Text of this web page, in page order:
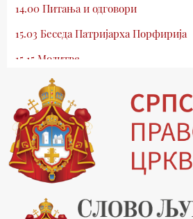
14.00 Питања и одговори
15.03 Беседа Патријарха Порфирија
15.15 Молитве
15.30 Млади у Цркви
16.03 Српски јерарси
16.30 Хроника Архиепископије
17.03 Фолклор магазин
17.30 Тврђаве Дунава
18.03 Кроз историју Београда